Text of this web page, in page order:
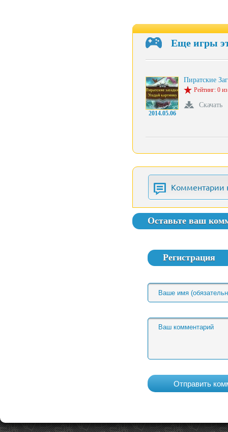
Еще игры
2014.05.06
Пиратские
Рейтинг: 0
Скачать
Комментарии
Оставьте ваш
Регистрация